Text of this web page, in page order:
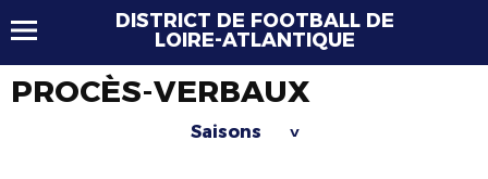
DISTRICT DE FOOTBALL DE
LOIRE-ATLANTIQUE
PROCÈS-VERBAUX
Saisons >